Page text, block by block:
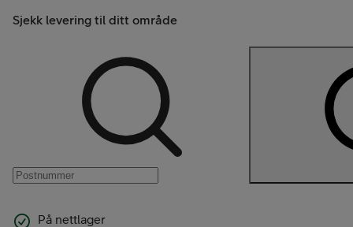
Sjekk levering til ditt område
På nettlager